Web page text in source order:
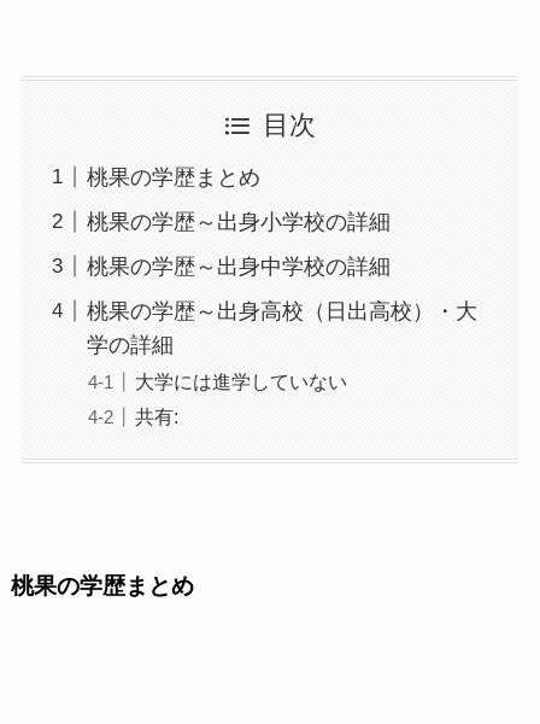
目次
桃果の学歴まとめ
桃果の学歴～出身小学校の詳細
桃果の学歴～出身中学校の詳細
桃果の学歴～出身高校（日出高校）・大
学の詳細
大学には進学していない
共有:
桃果の学歴まとめ